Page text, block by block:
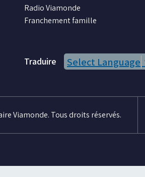
Radio Viamonde
Franchement famille
Traduire Select Language
Viamonde. Tous droits réservés.